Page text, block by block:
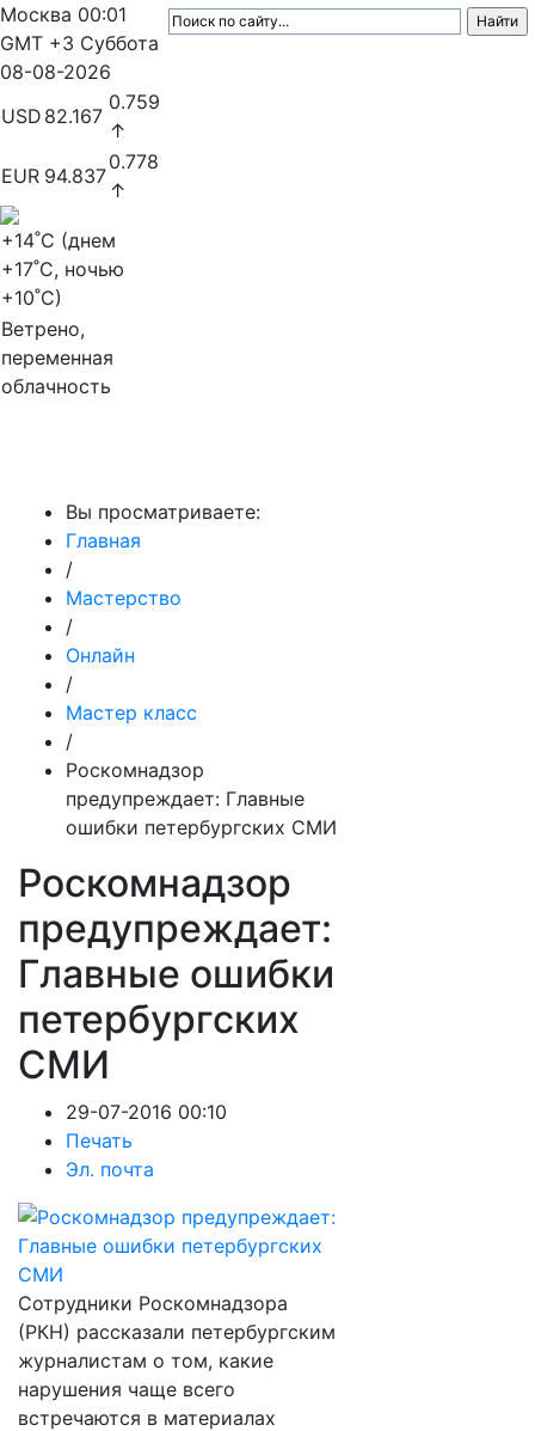
Москва 00:01
GMT +3 Суббота
08-08-2026
USD 82.167
0.759
↑
EUR 94.837
0.778
↑
+14˚C (днем
+17˚C, ночью
+10˚C)
Ветрено,
переменная
облачность
Вы просматриваете:
Главная
/
Мастерство
/
Онлайн
/
Мастер класс
/
Роскомнадзор
предупреждает: Главные
ошибки петербургских СМИ
Роскомнадзор
предупреждает:
Главные ошибки
петербургских
СМИ
29-07-2016 00:10
Печать
Эл. почта
Сотрудники Роскомнадзора
(РКН) рассказали петербургским
журналистам о том, какие
нарушения чаще всего
встречаются в материалах